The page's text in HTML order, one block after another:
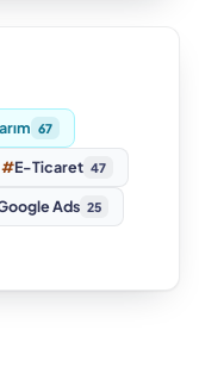
67
#E-Ticaret 47
Ads 25